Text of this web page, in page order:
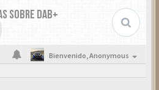
SOBRE DAB+
Bienvenido,Anonymous